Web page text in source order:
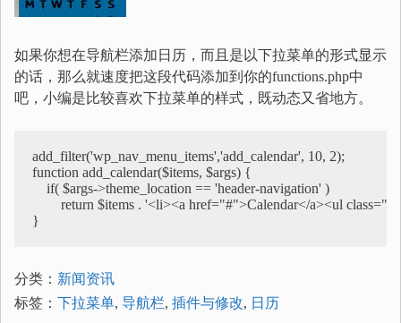
如果你想在导航栏添加日历，而且是以下拉菜单的形式显示
的话，那么就速度把这段代码添加到你的functions.php中
吧，小编是比较喜欢下拉菜单的样式，既动态又省地方。
add_filter('wp_nav_menu_items','add_calendar', 10, 2);
function add_calendar($items, $args) {
    if( $args->theme_location == 'header-navigation' )
return $items . '<li><a href="#">Calendar</a><ul
}
分类： 新闻资讯
标签： 下拉菜单, 导航栏, 插件与修改, 日历